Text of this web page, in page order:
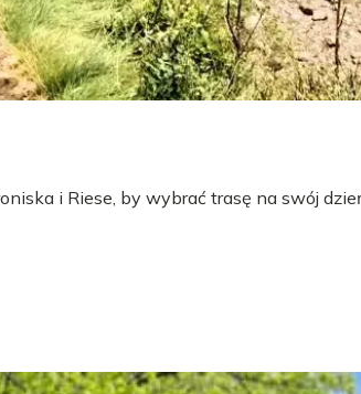
i Riese, by wybrać trasę na swój